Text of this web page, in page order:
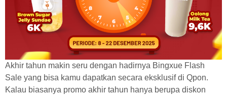
Akhir tahun makin seru dengan hadirnya Bingxue Flash
Sale yang bisa kamu dapatkan secara eksklusif di Qpon.
Kalau biasanya promo akhir tahun hanya berupa diskon